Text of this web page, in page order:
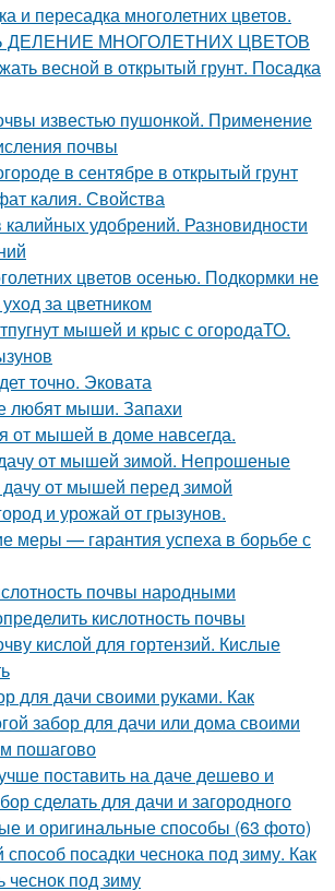
и пересадка многолетних цветов.
ДЕЛЕНИЕ МНОГОЛЕТНИХ ЦВЕТОВ
весной в открытый грунт. Посадка
известью пушонкой. Применение
почвы
в сентябре в открытый грунт
калия. Свойства
удобрений. Разновидности
цветов осенью. Подкормки не
за цветником
мышей и крыс с огородаТО.
точно. Эковата
любят мыши. Запахи
от мышей в доме навсегда.
от мышей зимой. Непрошеные
от мышей перед зимой
и урожай от грызунов.
меры — гарантия успеха в борьбе с
почвы народными
кислотность почвы
кислой для гортензий. Кислые
для дачи своими руками. Как
забор для дачи или дома своими
пошагово
поставить на даче дешево и
сделать для дачи и загородного
и оригинальные способы (63 фото)
посадки чеснока под зиму. Как
чеснок под зиму